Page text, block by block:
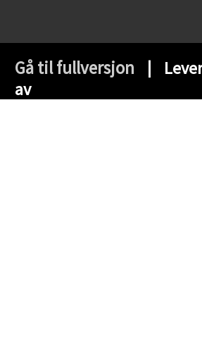
Gå til fullversjon ∣
av